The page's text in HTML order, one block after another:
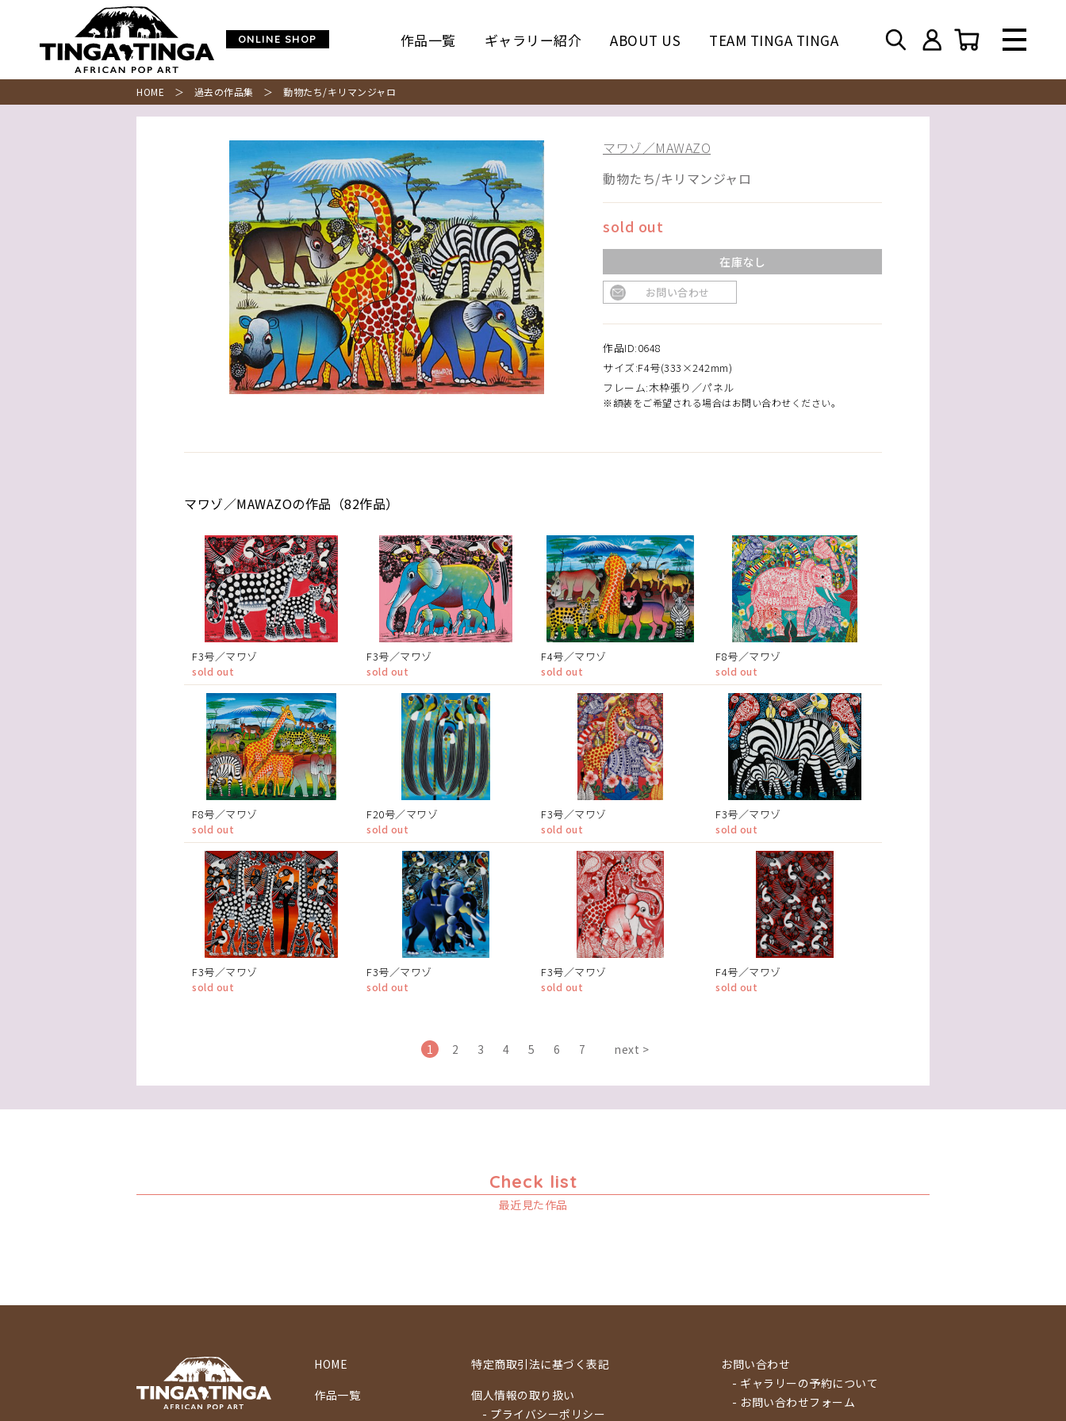
ONLINE SHOP 作品一覧 ギャラリー紹介 ABOUT US TEAM TINGA TINGA
HOME ＞ 過去の作品集 ＞ 動物たち/キリマンジャロ
マワゾ／MAWAZO
動物たち/キリマンジャロ
sold out
在庫なし
お問い合わせ
作品ID:0648
サイズ:F4号(333×242mm)
フレーム:木枠張り／パネル
※額装をご希望される場合はお問い合わせください。
マワゾ／MAWAZOの作品（82作品）
F3号／マワゾ
sold out
F3号／マワゾ
sold out
F4号／マワゾ
sold out
F8号／マワゾ
sold out
F8号／マワゾ
sold out
F20号／マワゾ
sold out
F3号／マワゾ
sold out
F3号／マワゾ
sold out
F3号／マワゾ
sold out
F3号／マワゾ
sold out
F3号／マワゾ
sold out
F4号／マワゾ
sold out
1 2 3 4 5 6 7 next >
Check list
最近見た作品
HOME
作品一覧
特定商取引法に基づく表記
個人情報の取り扱い
- プライバシーポリシー
お問い合わせ
- ギャラリーの予約について
- お問い合わせフォーム